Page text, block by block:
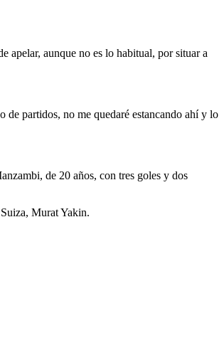
apelar, aunque no es lo habitual, por situar a
de partidos, no me quedaré estancando ahí y lo
de 20 años, con tres goles y dos
Murat Yakin.